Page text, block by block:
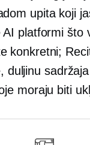
upita koji
AI platformi što
konkretni;
duljinu
moraju biti